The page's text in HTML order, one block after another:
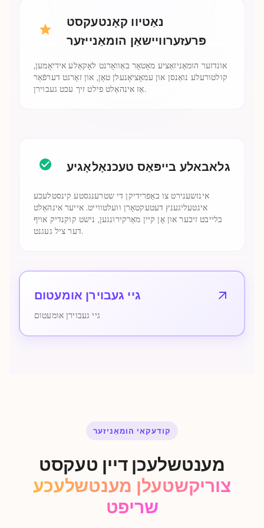
נאַטיוו קאָנטעקסט
פּרעזערוויישאַן הומאַנייזער
אונדזער הומאַניזאַציע מאָטאָר באַוואָרנט לאָקאַלע אידיאָמען,
קולטורעלע נואַנסן און עמאָציאָנעלן טאָן, און זאָרגט דערפֿאַר
אַז אינהאַלט פילט זיך עכט געבוירן.
גלאבאלע בייפּאַס טעכנאָלאָגיע
אינזשענירט צו באַפרידיקן די שטרענגסטע קינסטלעכע
אינטעליגענץ דעטעקטאָרן וועלטווייט. אייער אינהאַלט
בלייבט זיכער און אָן קיין מאַרקירונגען, נישט קוקנדיק אויף
דער ציל געגנט.
גיי געבוירן אומעטום
גיי געבוירן אומעטום
קודעקאי הומאַניזער
מענטשלעכן דיין טעקסט
צוריקשטעלן מענטשלעכע
שריפט